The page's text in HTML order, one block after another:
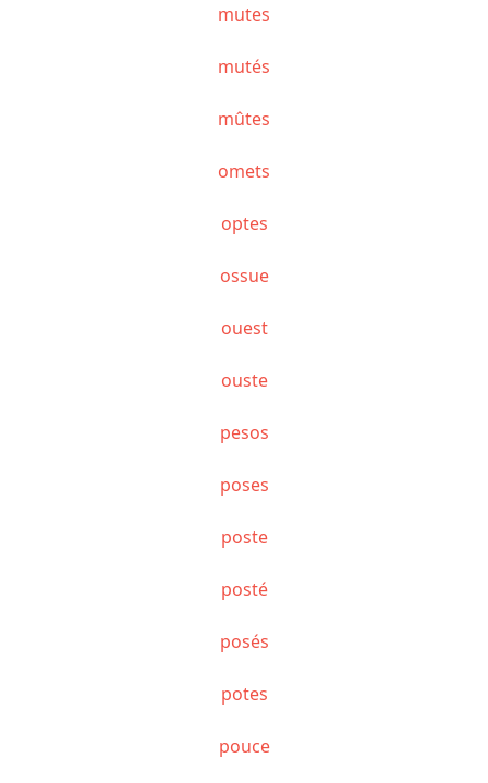
mutes
mutés
mûtes
omets
optes
ossue
ouest
ouste
pesos
poses
poste
posté
posés
potes
pouce